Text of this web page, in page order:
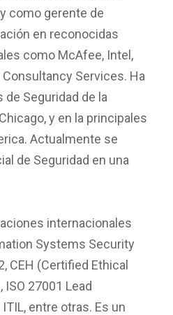
como gerente de
en reconocidas
como McAfee, Intel,
Services. Ha
Seguridad de la
y en la principales
Actualmente se
de Seguridad en una
internacionales
Systems Security
CEH (Certified Ethical
27001 Lead
entre otras. Es un